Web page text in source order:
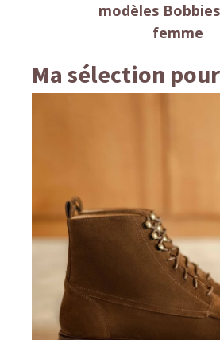
modèles
femme
Ma sélection